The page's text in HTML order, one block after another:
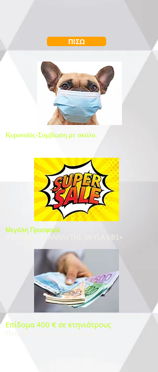
ΠΙΣΩ
Κορονοϊός-Συμβίωση με σκύλο.
​Μεγάλη Προσφορά
ΒΙΟΧΗΜΙΚΟΣ ΑΝΑΛΥΤΗΣ SKYLA VB1+
Επίδομα 400 € σε κτηνιάτρους